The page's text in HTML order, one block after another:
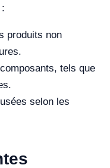
produits non
tels que
selon les